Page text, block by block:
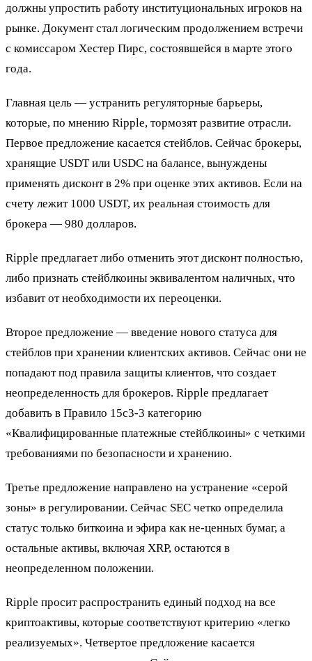
должны упростить работу институциональных игроков на
рынке. Документ стал логическим продолжением встречи
с комиссаром Хестер Пирс, состоявшейся в марте этого
года.
Главная цель — устранить регуляторные барьеры,
которые, по мнению Ripple, тормозят развитие отрасли.
Первое предложение касается стейблов. Сейчас брокеры,
хранящие USDT или USDC на балансе, вынуждены
применять дисконт в 2% при оценке этих активов. Если на
счету лежит 1000 USDT, их реальная стоимость для
брокера — 980 долларов.
Ripple предлагает либо отменить этот дисконт полностью,
либо признать стейблкоины эквивалентом наличных, что
избавит от необходимости их переоценки.
Второе предложение — введение нового статуса для
стейблов при хранении клиентских активов. Сейчас они не
попадают под правила защиты клиентов, что создает
неопределенность для брокеров. Ripple предлагает
добавить в Правило 15c3-3 категорию
«Квалифицированные платежные стейблкоины» с четкими
требованиями по безопасности и хранению.
Третье предложение направлено на устранение «серой
зоны» в регулировании. Сейчас SEC четко определила
статус только биткоина и эфира как не-ценных бумаг, а
остальные активы, включая XRP, остаются в
неопределенном положении.
Ripple просит распространить единый подход на все
криптоактивы, которые соответствуют критерию «легко
реализуемых». Четвертое предложение касается